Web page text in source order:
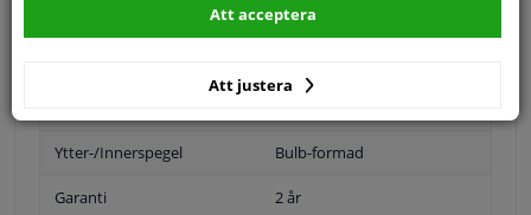
Ytter-/Innerspegel Bulb-formad
Garanti 2 år
Att justera
Att acceptera